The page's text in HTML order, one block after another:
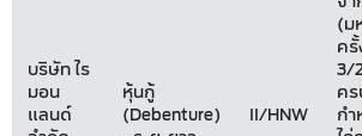
บริษัท ไร
มอน
แลนด์
หุ้นกู้
(Debenture)
II/HNW
(ม
ค
3/
ค
ก